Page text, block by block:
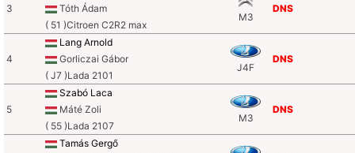
3
Tóth Ádam
( 51 )Citroen C2R2 max
M3
DNS
4
Lang Arnold
Gorliczai Gábor
( J7 )Lada 2101
J4F
DNS
5
Szabó Laca
Máté Zoli
( 55 )Lada 2107
M3
DNS
Tamás Gergő